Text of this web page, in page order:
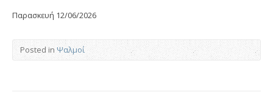
Παρασκευή 12/06/2026
Posted in Ψαλμοί